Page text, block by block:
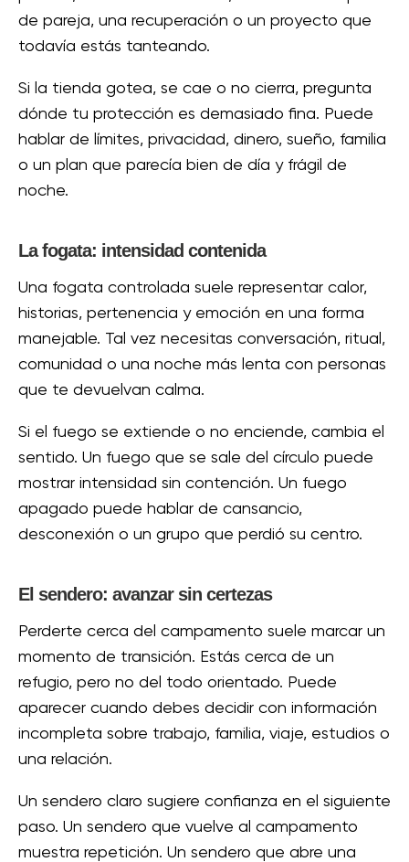
de pareja, una recuperación o un proyecto que
todavía estás tanteando.
Si la tienda gotea, se cae o no cierra, pregunta
dónde tu protección es demasiado fina. Puede
hablar de límites, privacidad, dinero, sueño, familia
o un plan que parecía bien de día y frágil de
noche.
La fogata: intensidad contenida
Una fogata controlada suele representar calor,
historias, pertenencia y emoción en una forma
manejable. Tal vez necesitas conversación, ritual,
comunidad o una noche más lenta con personas
que te devuelvan calma.
Si el fuego se extiende o no enciende, cambia el
sentido. Un fuego que se sale del círculo puede
mostrar intensidad sin contención. Un fuego
apagado puede hablar de cansancio,
desconexión o un grupo que perdió su centro.
El sendero: avanzar sin certezas
Perderte cerca del campamento suele marcar un
momento de transición. Estás cerca de un
refugio, pero no del todo orientado. Puede
aparecer cuando debes decidir con información
incompleta sobre trabajo, familia, viaje, estudios o
una relación.
Un sendero claro sugiere confianza en el siguiente
paso. Un sendero que vuelve al campamento
muestra repetición. Un sendero que abre una